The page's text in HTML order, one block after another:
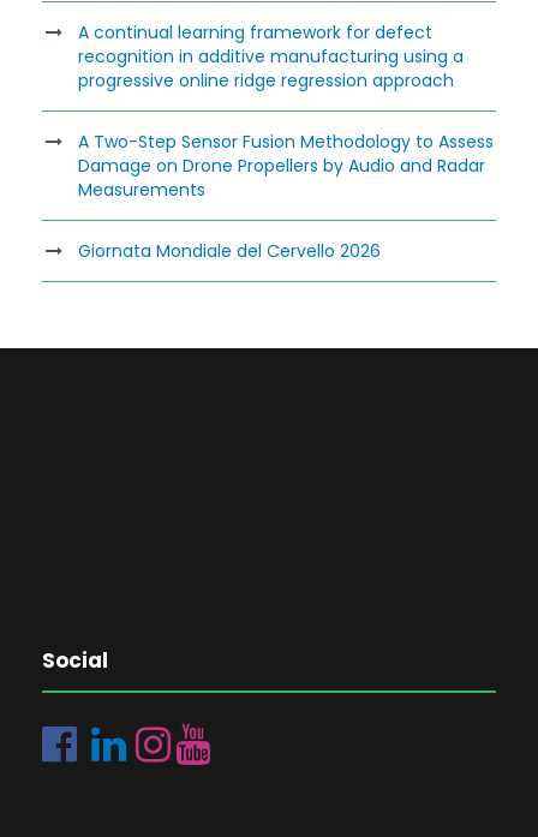
A continual learning framework for defect
recognition in additive manufacturing using a
progressive online ridge regression approach
A Two-Step Sensor Fusion Methodology to Assess
Damage on Drone Propellers by Audio and Radar
Measurements
Giornata Mondiale del Cervello 2026
Social